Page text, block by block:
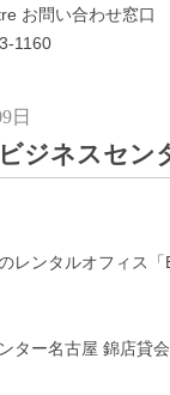
お問い合わせ窓口
1160
日
ビジネスセ
レンタルオフィス
ター名古屋 錦店貸